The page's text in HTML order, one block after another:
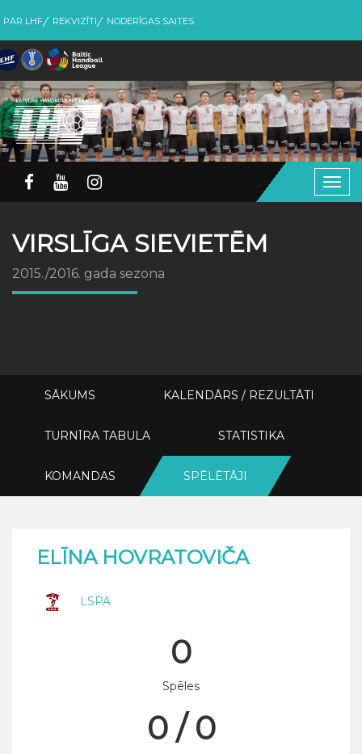
PAR LHF REKVIZĪTI NODERĪGAS SAITES
VIRSLĪGA SIEVIETĒM
2015./2016. gada sezona
SĀKUMS KALENDĀRS / REZULTĀTI
TURNĪRA TABULA STATISTIKA
KOMANDAS SPĒLĒTĀJI
ELĪNA HOVRATOVIČA
LSPA
0
Spēles
0 / 0